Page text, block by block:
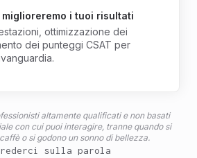
i tuoi risultati
ottimizzazione dei
dei punteggi CSAT per
altamente qualificati e non basati
con cui puoi interagire, tranne quando si
o si godono un sonno di bellezza.
sulla parola